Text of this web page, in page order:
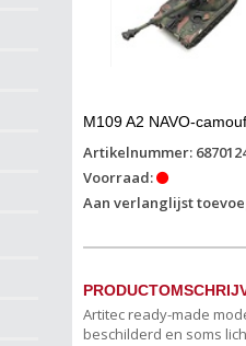
M109 A2 NAVO-
Artikelnummer:
Voorraad:
Aan verlanglijst
Artitec ready-made
beschilderd en soms